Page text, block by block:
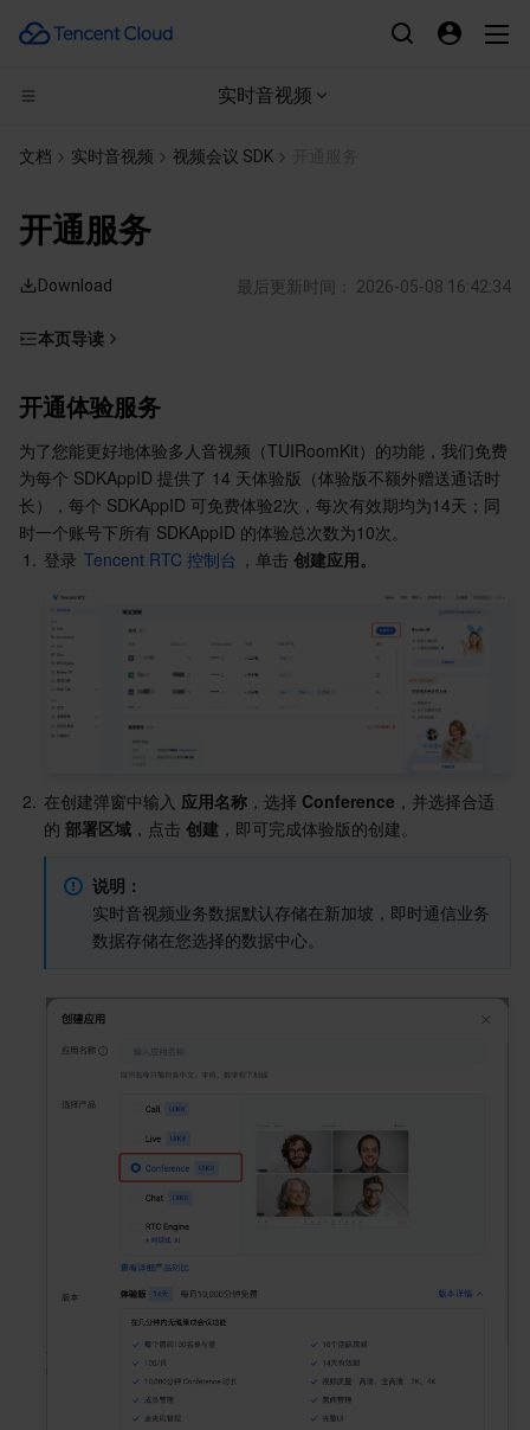
实时音视频
内容分发网络 CDN
多网聚合加速（腾讯云聚通）
云服务器
专用宿主机
弹性伸缩
自动化助手
高性能计算
服务网格
容器镜像服务
云原生分布式云中心
本地专用集群
边缘可用区
专属可用区
弹性微服务
注册配置治理
API 网关
Serverless
云函数
基础存储服务
对象存储
文件存储
云硬盘
数据加速器 GooseFS
存储数据服务
日志服务
数据万象
关系型数据库
云数据库 MySQL
云数据库 PostgreSQL
关系型数据库TDSQL
TDSQL MySQL 版
NoSQL 数据库
腾讯云分布式缓存数据库（兼容 Redis）
云数据库 Tendis
时序数据库 CTSDB
数据库 SaaS 服务
数据库智能管家 DBbrain
数据库管理中心
负载均衡
网关负载均衡
数据安全治理中心
密钥管理系统
凭据管理系统
数据安全审计
业务安全
文本内容安全
音频内容安全
视频内容安全
渗透测试服务
Web 应用防火墙
移动应用安全
安全凭证服务
文档 实时音视频 视频会议 SDK
开通服务
Download 最后更新时间： 2026-05-08 16:42:34
本页导读
购买正式版
续费正式版
升级正式版
自动续费
开通体验服务
为了您能更好地体验多人音视频（TUIRoomKit）的功能，我们免费
为每个 SDKAppID 提供了 14 天体验版（体验版不额外赠送通话时
长），每个 SDKAppID 可免费体验2次，每次有效期均为14天；同
时一个账号下所有 SDKAppID 的体验总次数为10次。
1. 登录 Tencent RTC 控制台 ，单击 创建应用。
2. 在创建弹窗中输入 应用名称 ，选择 Conference ，并选择合适
的 部署区域 ，点击 创建 ，即可完成体验版的创建。
说明：
实时音视频业务数据默认存储在新加坡，即时通信业务
数据存储在您选择的数据中心。